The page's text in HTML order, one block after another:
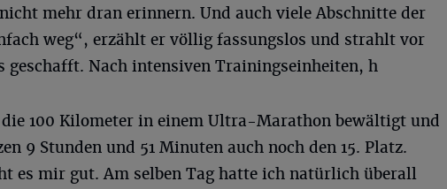
mehr dran erinnern. Und auch viele Abschnitte der
weg“, erzählt er völlig fassungslos und strahlt vor
geschafft. Nach intensiven Trainingseinheiten, h
die 100 Kilometer in einem Ultra-Marathon bewältigt und
9 Stunden und 51 Minuten auch noch den 15. Platz.
es mir gut. Am selben Tag hatte ich natürlich überall